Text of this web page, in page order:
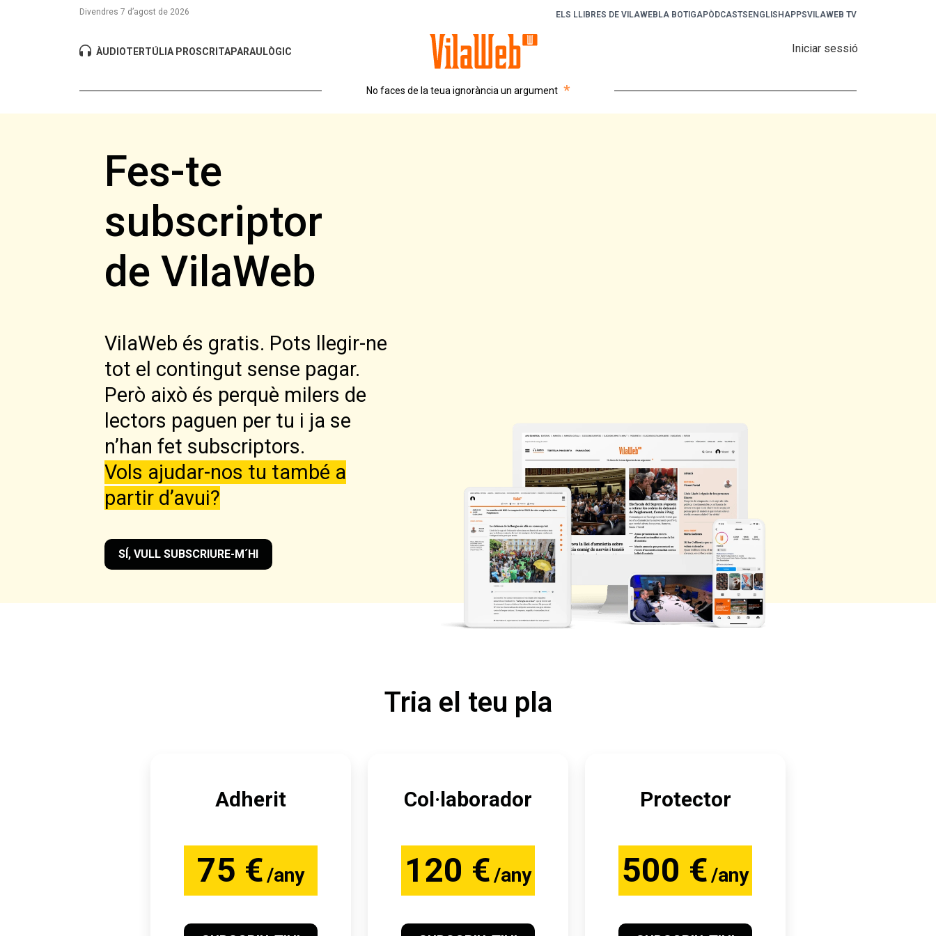
Divendres 7 d’agost de 2026 ELS LLIBRES DE VILAWEB LA BOTIGAPÒDCASTS ENGLISHAPPSVILAWEB TV
ÀUDIOTERTÚLIA PROSCRITAPARAULÒGIC
No faces de la teua ignorància un argument *
Iniciar sessió
Fes-te
subscriptor
de VilaWeb
VilaWeb és gratis. Pots llegir-ne
tot el contingut sense pagar.
Però això és perquè milers de
lectors paguen per tu i ja se
n’han fet subscriptors.
Vols ajudar-nos tu també a
partir d’avui?
SÍ, VULL SUBSCRIURE-M´HI
Tria el teu pla
Adherit
75 €/any
Col·laborador
120 €/any
Protector
500 €/any